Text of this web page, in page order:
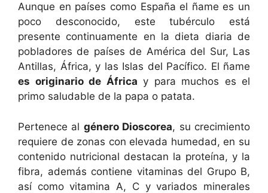
Aunque en países como España el ñame es un
poco desconocido, este tubérculo está
presente continuamente en la dieta diaria de
pobladores de países de América del Sur, Las
Antillas, África, y las Islas del Pacífico. El ñame
es originario de África y para muchos es el
primo saludable de la papa o patata.
Pertenece al género Dioscorea, su crecimiento
requiere de zonas con elevada humedad, en su
contenido nutricional destacan la proteína, y la
fibra, además contiene vitaminas del Grupo B,
así como vitamina A, C y variados minerales